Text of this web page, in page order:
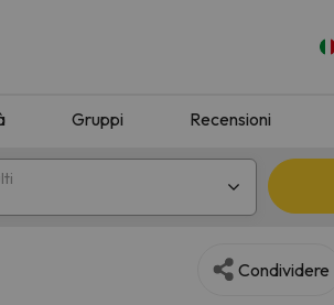
Gruppi Recensioni
Condividere